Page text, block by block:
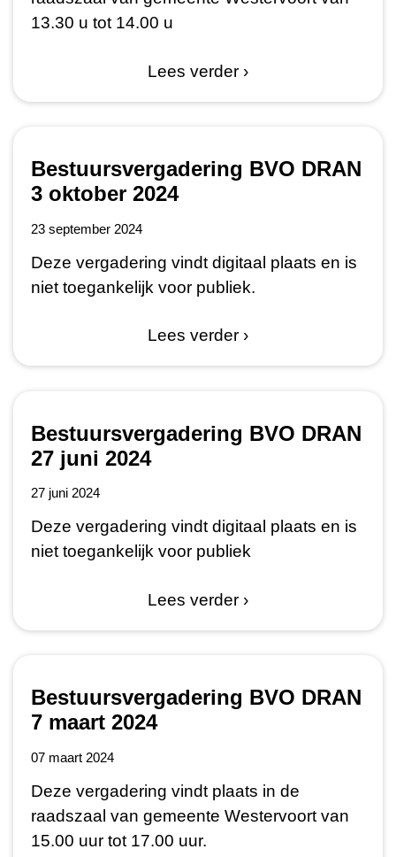
13.30 u tot 14.00 u
Lees verder ›
Bestuursvergadering BVO DRAN
3 oktober 2024
23 september 2024
Deze vergadering vindt digitaal plaats en is
niet toegankelijk voor publiek.
Lees verder ›
Bestuursvergadering BVO DRAN
27 juni 2024
27 juni 2024
Deze vergadering vindt digitaal plaats en is
niet toegankelijk voor publiek
Lees verder ›
Bestuursvergadering BVO DRAN
7 maart 2024
07 maart 2024
Deze vergadering vindt plaats in de
raadszaal van gemeente Westervoort van
15.00 uur tot 17.00 uur.